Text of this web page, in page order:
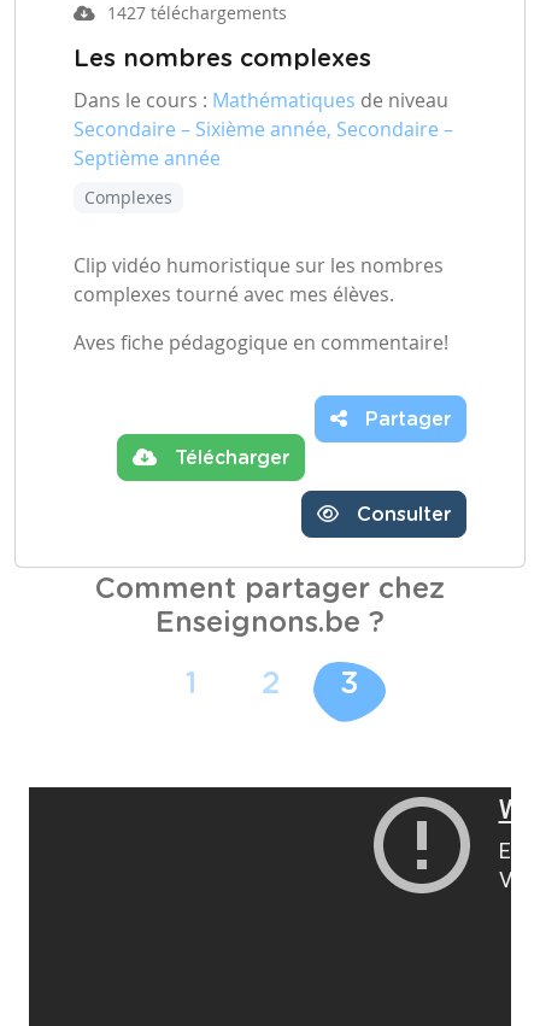
1427 téléchargements
Les nombres complexes
Dans le cours : Mathématiques de niveau
Secondaire – Sixième année, Secondaire –
Septième année
Complexes
Clip vidéo humoristique sur les nombres
complexes tourné avec mes élèves.
Aves fiche pédagogique en commentaire!
Télécharger
Partager
Consulter
Comment partager chez
Enseignons.be ?
1 2 3